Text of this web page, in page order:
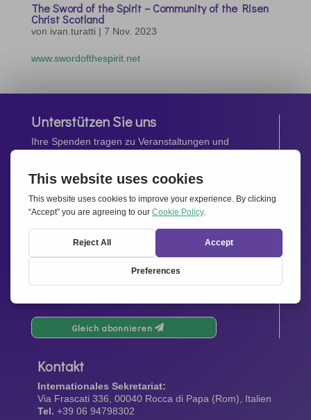
The Sword of the Spirit – Community of the Risen
Christ Scotland
von ivan.turatti | 7 Nov. 2023
www.swordofthespirit.net
Unterstützen Sie uns
Ihre Spenden tragen zu Veranstaltungen und
Jetzt spenden
Newsletter
Bleiben Sie auf dem Laufenden mit den neuesten
Gleich abonnieren
Kontakt
Internationales Sekretariat:
Via Frascati 336, 00040 Rocca di Papa (Rom), Italien
Tel. +39 06 94798302